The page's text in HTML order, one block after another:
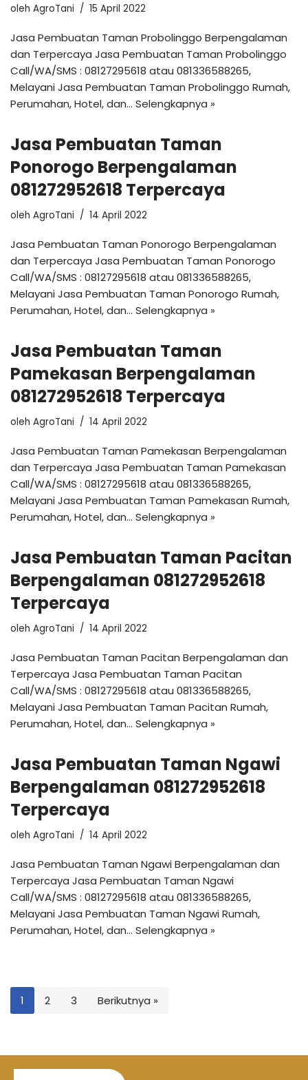
oleh AgroTani 15 April 2022
Jasa Pembuatan Taman Probolinggo Berpengalaman
dan Terpercaya Jasa Pembuatan Taman Probolinggo
Call/WA/SMS : 08127295618 atau 081336588265,
Melayani Jasa Pembuatan Taman Probolinggo Rumah,
Perumahan, Hotel, dan… Selengkapnya »
Jasa Pembuatan Taman
Ponorogo Berpengalaman
081272952618 Terpercaya
oleh AgroTani 14 April 2022
Jasa Pembuatan Taman Ponorogo Berpengalaman
dan Terpercaya Jasa Pembuatan Taman Ponorogo
Call/WA/SMS : 08127295618 atau 081336588265,
Melayani Jasa Pembuatan Taman Ponorogo Rumah,
Perumahan, Hotel, dan… Selengkapnya »
Jasa Pembuatan Taman
Pamekasan Berpengalaman
081272952618 Terpercaya
oleh AgroTani 14 April 2022
Jasa Pembuatan Taman Pamekasan Berpengalaman
dan Terpercaya Jasa Pembuatan Taman Pamekasan
Call/WA/SMS : 08127295618 atau 081336588265,
Melayani Jasa Pembuatan Taman Pamekasan Rumah,
Perumahan, Hotel, dan… Selengkapnya »
Jasa Pembuatan Taman Pacitan
Berpengalaman 081272952618
Terpercaya
oleh AgroTani 14 April 2022
Jasa Pembuatan Taman Pacitan Berpengalaman dan
Terpercaya Jasa Pembuatan Taman Pacitan
Call/WA/SMS : 08127295618 atau 081336588265,
Melayani Jasa Pembuatan Taman Pacitan Rumah,
Perumahan, Hotel, dan… Selengkapnya »
Jasa Pembuatan Taman Ngawi
Berpengalaman 081272952618
Terpercaya
oleh AgroTani 14 April 2022
Jasa Pembuatan Taman Ngawi Berpengalaman dan
Terpercaya Jasa Pembuatan Taman Ngawi
Call/WA/SMS : 08127295618 atau 081336588265,
Melayani Jasa Pembuatan Taman Ngawi Rumah,
Perumahan, Hotel, dan… Selengkapnya »
1 2 3 Berikutnya »